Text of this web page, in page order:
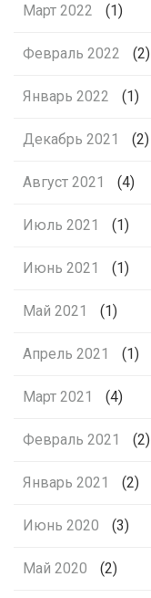
Март 2022 (1)
Февраль 2022 (2)
Январь 2022 (1)
Декабрь 2021 (2)
Август 2021 (4)
Июль 2021 (1)
Июнь 2021 (1)
Май 2021 (1)
Апрель 2021 (1)
Март 2021 (4)
Февраль 2021 (2)
Январь 2021 (2)
Июнь 2020 (3)
Май 2020 (2)